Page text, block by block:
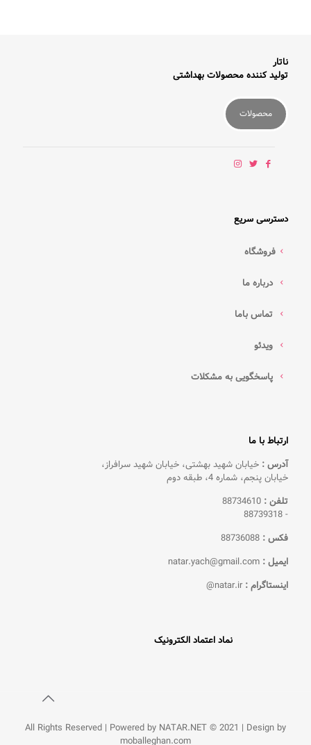
ناتار
تولید کننده محصولات بهداشتی
محصولات
دسترسی سریع
فروشگاه
درباره ما
تماس باما
ویدئو
پاسخگویی به مشکلات
ارتباط با ما
آدرس : خیابان شهید بهشتی، خیابان شهید سرافراز،
خیابان پنجم، شماره 4، طبقه دوم
تلفن : 88734610
-
88739318
فکس : 88736088
ایمیل : natar.yach@gmail.com
اینستاگرام : natar.ir@
نماد اعتماد الکترونیک
All Rights Reserved | Powered by NATAR.NET © 2021 | Design by
moballeghan.com